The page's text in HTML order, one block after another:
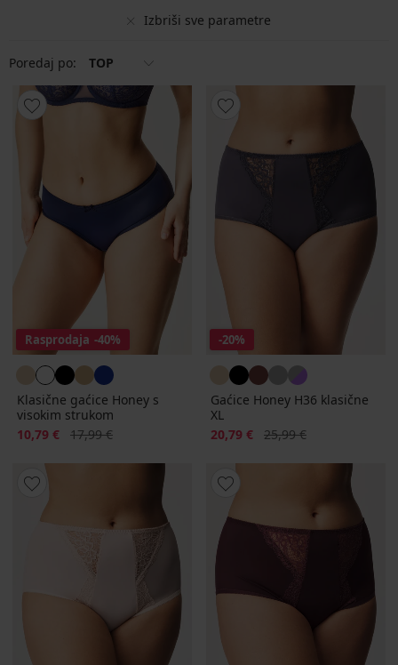
Izbriši sve parametre
Poredaj po: TOP
Rasprodaja -40%
Klasične gaćice Honey s
visokim strukom
Popust
10,79 € Prvobitna cijena
17,99 €
-20%
Gaćice Honey H36 klasične
XL
Popust
20,79 € Prvobitna cijena
25,99 €